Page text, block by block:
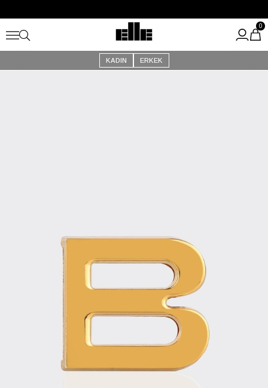
Kargo Ücretsiz!
KADIN ERKEK
0